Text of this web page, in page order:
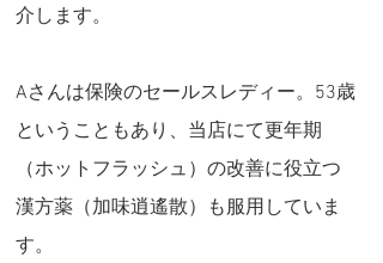
介します。
Aさんは保険のセールスレディー。53歳
ということもあり、当店にて更年期
（ホットフラッシュ）の改善に役立つ
漢方薬（加味逍遙散）も服用していま
す。